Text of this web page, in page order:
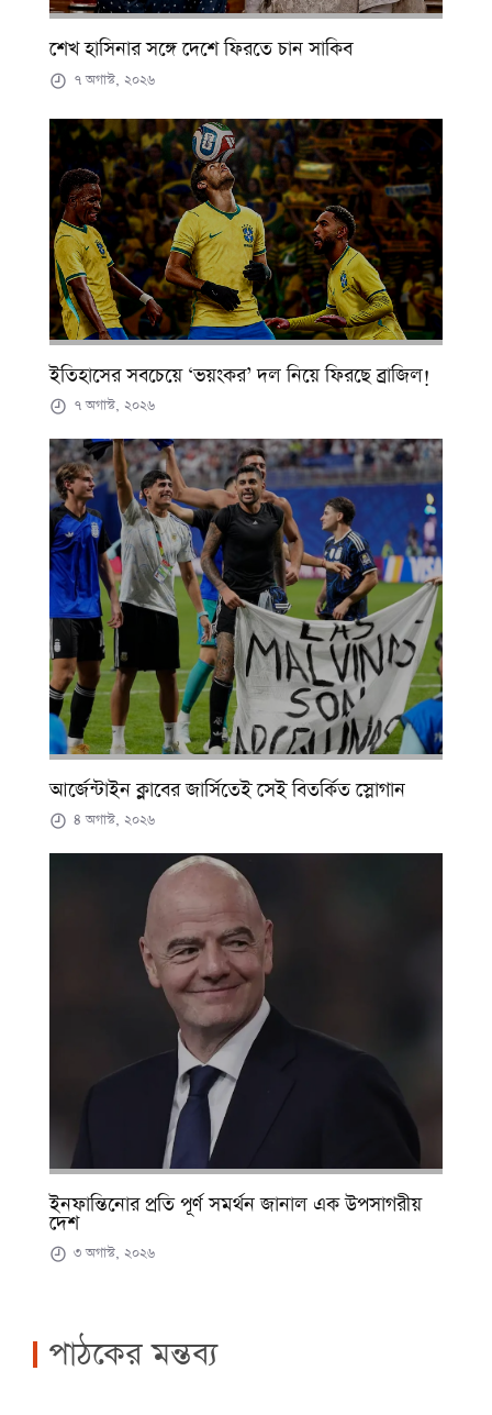
শেখ হাসিনার সঙ্গে দেশে ফিরতে চান সাকিব
৭ অগাস্ট, ২০২৬
ইতিহাসের সবচেয়ে ‘ভয়ংকর’ দল নিয়ে ফিরছে ব্রাজিল!
৭ অগাস্ট, ২০২৬
আর্জেন্টাইন ক্লাবের জার্সিতেই সেই বিতর্কিত স্লোগান
৪ অগাস্ট, ২০২৬
ইনফান্তিনোর প্রতি পূর্ণ সমর্থন জানাল এক উপসাগরীয়
দেশ
৩ অগাস্ট, ২০২৬
পাঠকের মন্তব্য